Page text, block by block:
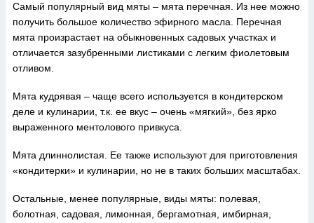
Самый популярный вид мяты – мята перечная. Из нее можно
получить большое количество эфирного масла. Перечная
мята произрастает на обыкновенных садовых участках и
отличается зазубренными листиками с легким фиолетовым
отливом.
Мята кудрявая – чаще всего используется в кондитерском
деле и кулинарии, т.к. ее вкус – очень «мягкий», без ярко
выраженного ментолового привкуса.
Мята длиннолистая. Ее также используют для приготовления
«кондитерки» и кулинарии, но не в таких больших масштабах.
Остальные, менее популярные, виды мяты: полевая,
болотная, садовая, лимонная, бергамотная, имбирная,